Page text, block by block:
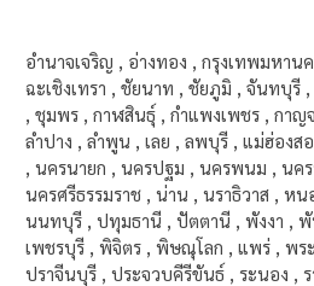
อำนาจเจริญ , อ่างทอง , กรุงเทพมหาน
ฉะเชิงเทรา , ชัยนาท , ชัยภูมิ , จันทบุรี ,
, ชุมพร , กาฬสินธุ์ , กำแพงเพชร , กาญ
ลำปาง , ลำพูน , เลย , ลพบุรี , แม่ฮ่องส
, นครนายก , นครปฐม , นครพนม , นคร
นครศรีธรรมราช , น่าน , นราธิวาส , หน
นนทบุรี , ปทุมธานี , ปัตตานี , พังงา , พั
เพชรบุรี , พิจิตร , พิษณุโลก , แพร่ , พระ
ปราจีนบุรี , ประจวบคีรีขันธ์ , ระนอง , ร